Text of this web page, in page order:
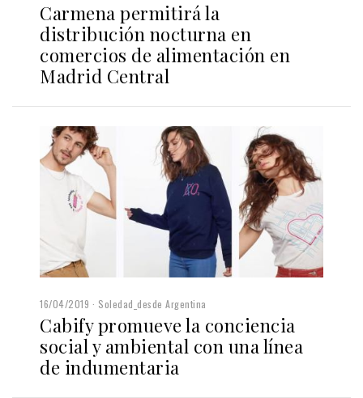
Carmena permitirá la
distribución nocturna en
comercios de alimentación en
Madrid Central
16/04/2019 Soledad_desde Argentina
Cabify promueve la conciencia
social y ambiental con una línea
de indumentaria